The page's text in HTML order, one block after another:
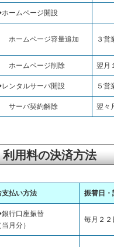
ームページ開設
ームページ容量追加 ３営
ームページ削除 翌月
ンタルサーバ開設 ５営
ーバ契約解除 翌々
利用料の決済方法
支払い方法 振替日・
行口座振替
当月分）
毎月２２